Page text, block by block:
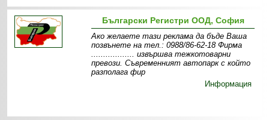
Български Регистри ООД, София
Ако желаете тази реклама да бъде Ваша
позвънете на тел.: 0988/86-62-18 Фирма
.................. извършва тежкотоварни
превози. Съвременният автопарк с който
разполага фир
Информация